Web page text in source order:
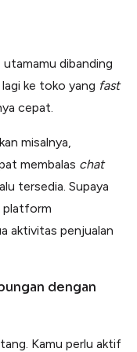
utamamu dibanding
ke toko yang fast
cepat.
misalnya,
membalas chat
tersedia. Supaya
platform
aktivitas penjualan
dengan
Kamu perlu aktif